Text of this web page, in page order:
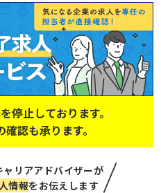
停止しております。
認も承ります。
ャリアアドバイザーが
情報をお伝えします